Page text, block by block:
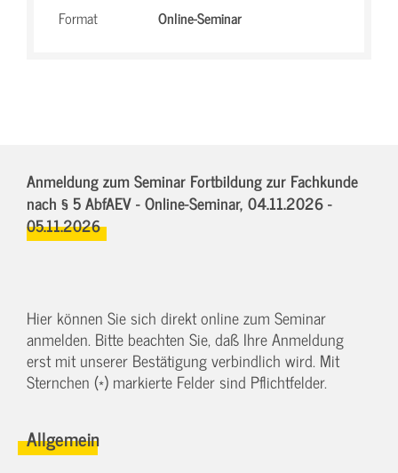
Format Online-Seminar
Anmeldung zum Seminar Fortbildung zur Fachkunde
nach § 5 AbfAEV - Online-Seminar, 04.11.2026 -
05.11.2026
Hier können Sie sich direkt online zum Seminar
anmelden. Bitte beachten Sie, daß Ihre Anmeldung
erst mit unserer Bestätigung verbindlich wird. Mit
Sternchen (*) markierte Felder sind Pflichtfelder.
Allgemein